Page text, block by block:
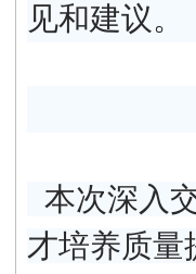
见和建议。
本次深入
才培养质量